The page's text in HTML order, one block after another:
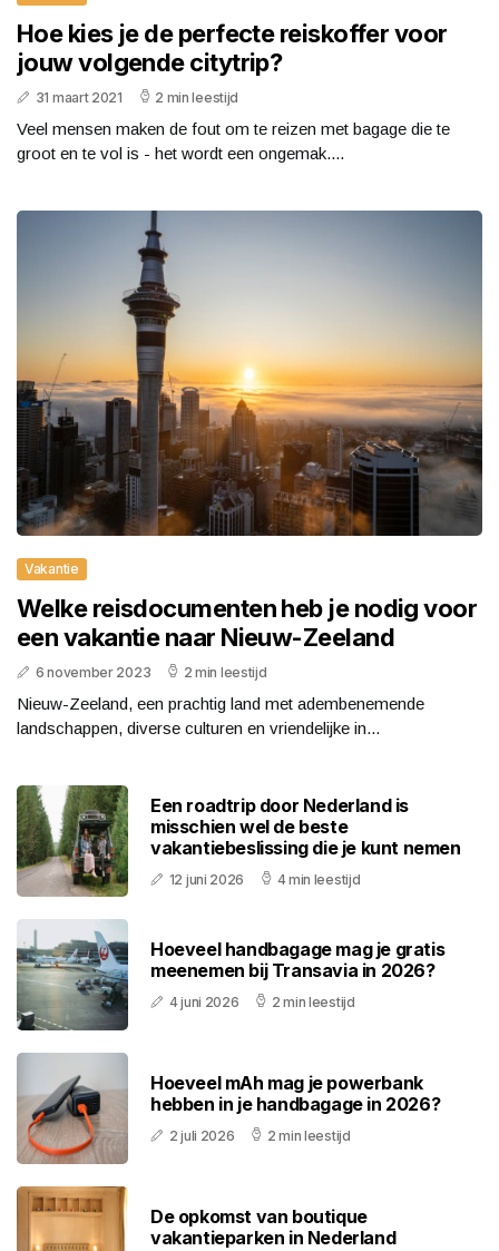
Hoe kies je de perfecte reiskoffer voor
jouw volgende citytrip?
31 maart 2021 2 min leestijd
Veel mensen maken de fout om te reizen met bagage die te
groot en te vol is - het wordt een ongemak....
Vakantie
Welke reisdocumenten heb je nodig voor
een vakantie naar Nieuw-Zeeland
6 november 2023 2 min leestijd
Nieuw-Zeeland, een prachtig land met adembenemende
landschappen, diverse culturen en vriendelijke in...
Een roadtrip door Nederland is
misschien wel de beste
vakantiebeslissing die je kunt nemen
12 juni 2026 4 min leestijd
Hoeveel handbagage mag je gratis
meenemen bij Transavia in 2026?
4 juni 2026 2 min leestijd
Hoeveel mAh mag je powerbank
hebben in je handbagage in 2026?
2 juli 2026 2 min leestijd
De opkomst van boutique
vakantieparken in Nederland